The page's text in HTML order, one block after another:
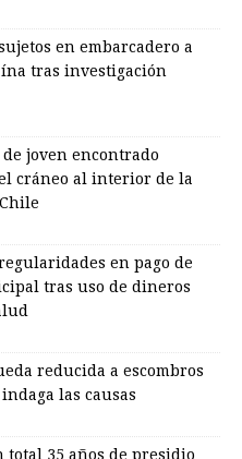
en embarcadero a
tras investigación
joven encontrado
cráneo al interior de la
en pago de
tras uso de dineros
reducida a escombros
las causas
total 35 años de presidio